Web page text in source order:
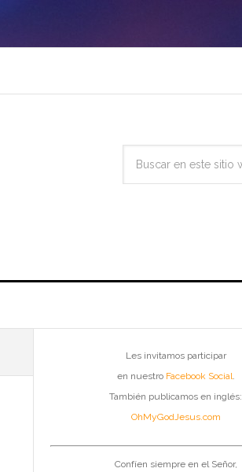
Les invitamos participar
en nuestro Facebook Social.
También publicamos en inglés:
OhMyGodJesus.com
Confíen siempre en el Señor,